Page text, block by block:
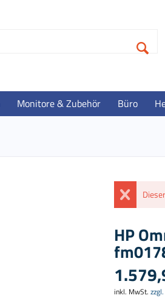
Monitore & Zubehör Büro
HP
inkl. MwSt.